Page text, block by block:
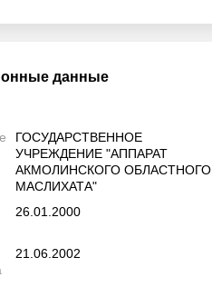
данные
ГОСУДАРСТВЕННОЕ
УЧРЕЖДЕНИЕ "АППАРАТ
АКМОЛИНСКОГО ОБЛАСТНОГО
МАСЛИХАТА"
26.01.2000
21.06.2002